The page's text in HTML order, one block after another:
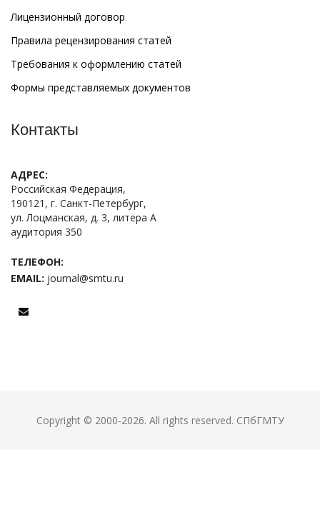
Лицензионный договор
Правила рецензирования статей
Требования к оформлению статей
Формы представляемых документов
Контакты
АДРЕС:
Российская Федерация,
190121, г. Санкт-Петербург,
ул. Лоцманская, д. 3, литера А
аудитория 350
ТЕЛЕФОН:
EMAIL: journal@smtu.ru
Copyright © 2000-2026. All rights reserved. СПбГМТУ